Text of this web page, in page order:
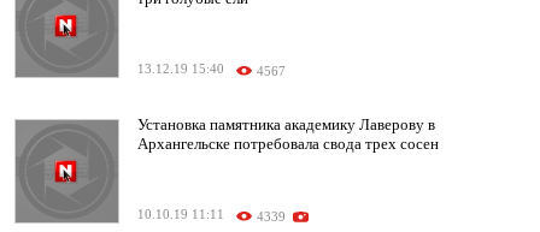
13.12.19 15:40 4567
Установка памятника академику Лаверову в
Архангельске потребовала свода трех сосен
10.10.19 11:11 4339